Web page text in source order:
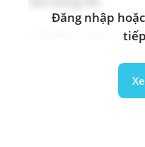
info@b-company.jp
Đăng nhập